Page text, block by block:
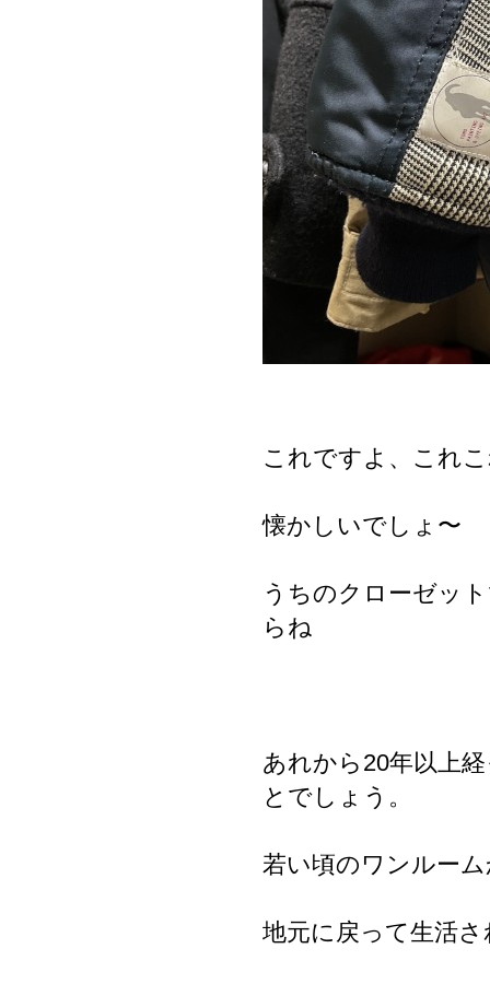
これですよ、これ
懐かしいでしょ〜
うちのクローゼッ
らね
あれから20年以上
とでしょう。
若い頃のワンルー
地元に戻って生活